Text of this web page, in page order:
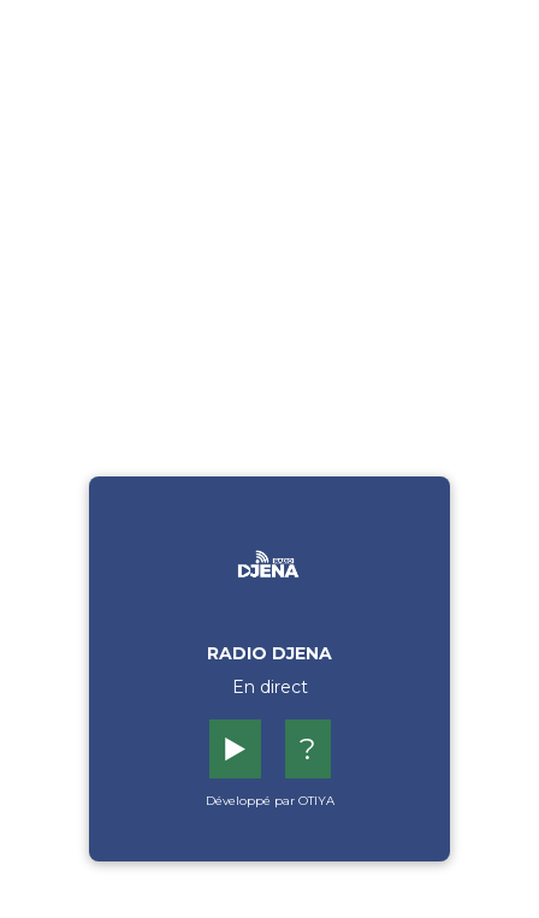
RADIO DJENA
En direct
▶️ ?
Développé par OTIYA